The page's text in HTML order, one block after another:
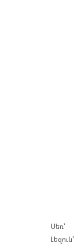
Սեռ՝
Լեզուն՝